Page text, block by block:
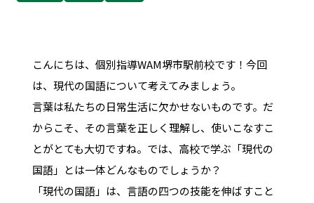
こんにちは、個別指導WAM堺市駅前校です！今回
は、現代の国語について考えてみましょう。
言葉は私たちの日常生活に欠かせないものです。だ
からこそ、その言葉を正しく理解し、使いこなすこ
とがとても大切ですね。では、高校で学ぶ「現代の
国語」とは一体どんなものでしょうか？
「現代の国語」は、言語の四つの技能を伸ばすこと